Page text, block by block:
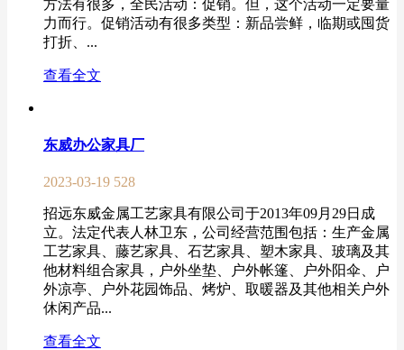
方法有很多，全民活动：促销。但，这个活动一定要量
力而行。促销活动有很多类型：新品尝鲜，临期或囤货
打折、...
查看全文
东威办公家具厂
2023-03-19 528
招远东威金属工艺家具有限公司于2013年09月29日成
立。法定代表人林卫东，公司经营范围包括：生产金属
工艺家具、藤艺家具、石艺家具、塑木家具、玻璃及其
他材料组合家具，户外坐垫、户外帐篷、户外阳伞、户
外凉亭、户外花园饰品、烤炉、取暖器及其他相关户外
休闲产品...
查看全文